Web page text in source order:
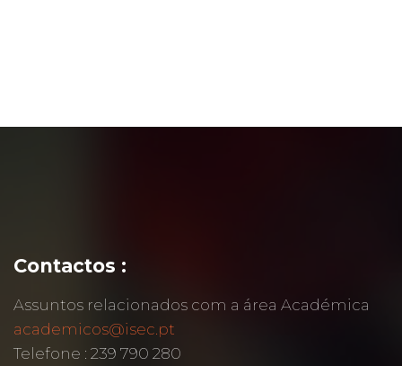
Contactos :
Assuntos relacionados com a área Académica
academicos@isec.pt
Telefone : 239 790 280